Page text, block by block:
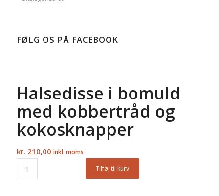
FØLG OS PÅ FACEBOOK
Halsedisse i bomuld
med kobbertråd og
kokosknapper
kr. 210,00 inkl. moms
Tilføj til kurv